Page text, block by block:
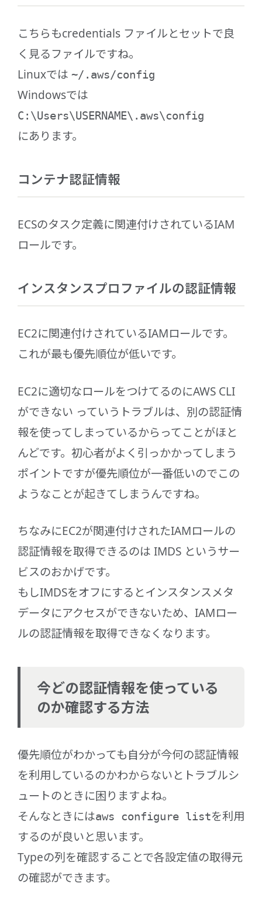
こちらもcredentials ファイルとセットで良
く見るファイルですね。
Linuxでは ~/.aws/config
Windowsでは
C:\Users\USERNAME\.aws\config
にあります。
コンテナ認証情報
ECSのタスク定義に関連付けされているIAM
ロールです。
インスタンスプロファイルの認証情報
EC2に関連付けされているIAMロールです。
これが最も優先順位が低いです。
EC2に適切なロールをつけてるのにAWS CLI
ができない っていうトラブルは、別の認証情
報を使ってしまっているからってことがほと
んどです。初心者がよく引っかかってしまう
ポイントですが優先順位が一番低いのでこの
ようなことが起きてしまうんですね。
ちなみにEC2が関連付けされたIAMロールの
認証情報を取得できるのは IMDS というサー
ビスのおかげです。
もしIMDSをオフにするとインスタンスメタ
データにアクセスができないため、IAMロー
ルの認証情報を取得できなくなります。
今どの認証情報を使っている
のか確認する方法
優先順位がわかっても自分が今何の認証情報
を利用しているのかわからないとトラブルシ
ュートのときに困りますよね。
そんなときにはaws configure listを利用
するのが良いと思います。
Typeの列を確認することで各設定値の取得元
の確認ができます。